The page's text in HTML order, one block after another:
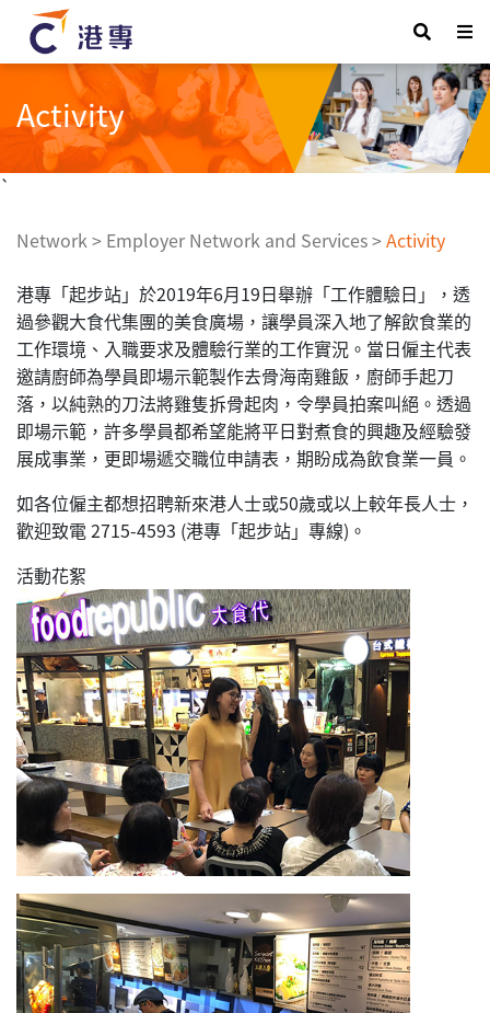
Activity
`
Network> Employer Network and Services>Activity
港專「起步站」於2019年6月19日舉辦「工作體驗日」，透
過參觀大食代集團的美食廣場，讓學員深入地了解飲食業的
工作環境、入職要求及體驗行業的工作實況。當日僱主代表
邀請廚師為學員即場示範製作去骨海南雞飯，廚師手起刀
落，以純熟的刀法將雞隻拆骨起肉，令學員拍案叫絕。透過
即場示範，許多學員都希望能將平日對煮食的興趣及經驗發
展成事業，更即場遞交職位申請表，期盼成為飲食業一員。
如各位僱主都想招聘新來港人士或50歲或以上較年長人士，
歡迎致電 2715-4593 (港專「起步站」專線)。
活動花絮